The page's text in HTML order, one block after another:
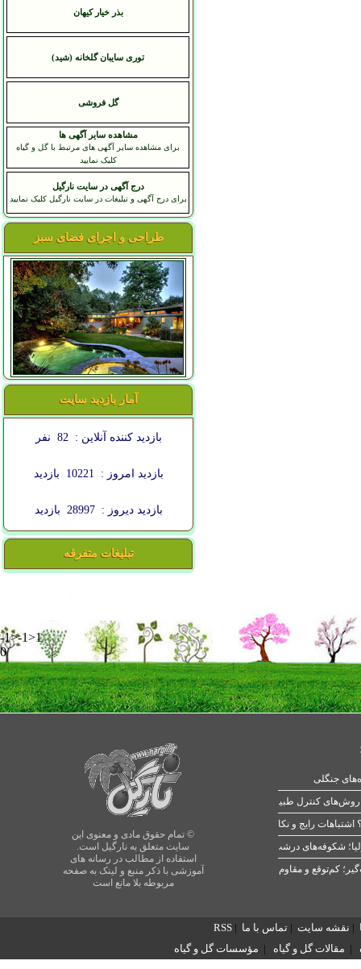
بذر خیار کیهان
توری سایبان گلخانه (شید)
گل فروشی
مشاهده سایر آگهی ها
برای مشاهده سایر آگهی های مرتبط با گل و گیاه
کلیک نمایید
درج آگهی در سایت نارگیل
برای درج آگهی و تبلیغات در سایت نارگیل کلیک نمایید
طراحی و اجرای فضای سبز
آمار بازدید سایت
بازدید کننده آنلاین : 82 نفر
بازدید امروز : 10221 بازدید
بازدید دیروز : 28997 بازدید
تبلیغات متفرقه
-1>-1>1
0
© تمام حقوق مادی و معنوی این
سایت متعلق به نارگیل است.
استفاده از مطالب در رسانه های
آموزشی با ذکر منبع و لینک به صفحه
مربوطه بلا مانع است
جنگلی
رایج و نکات طلایی
شکوفه‌های درشت در بهار
| نقشه سایت | تماس با ما |
RSS
| مقالات گل و گیاه | مؤسسات گل و گیاه